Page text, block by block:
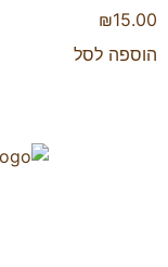
₪15.00
הוספה לסל